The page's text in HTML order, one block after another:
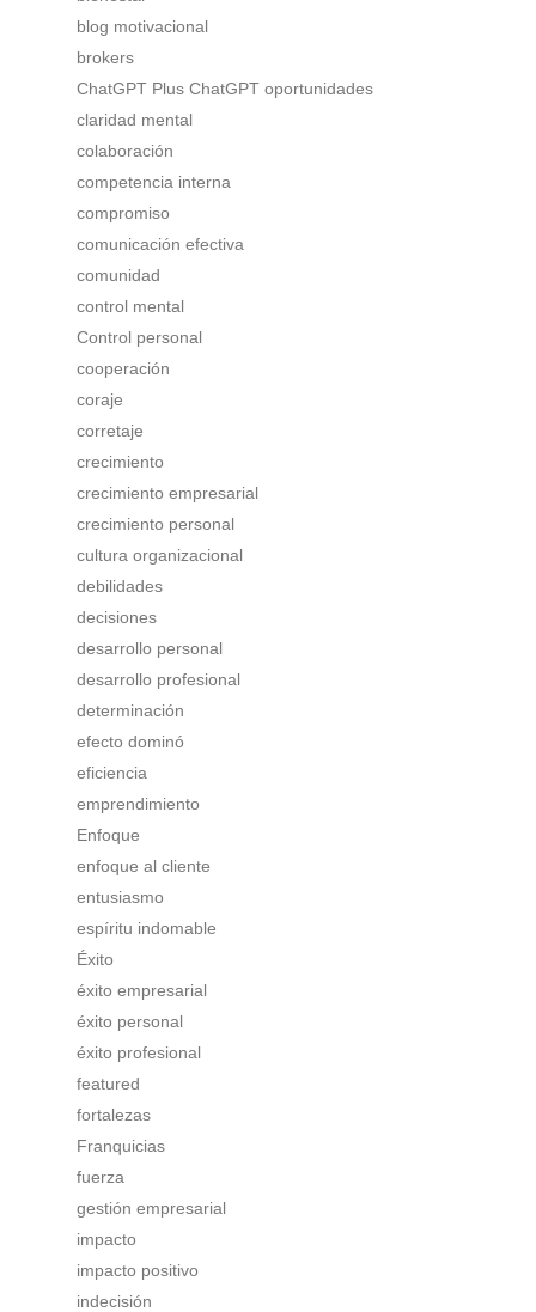
blog motivacional
brokers
ChatGPT Plus ChatGPT oportunidades
claridad mental
colaboración
competencia interna
compromiso
comunicación efectiva
comunidad
control mental
Control personal
cooperación
coraje
corretaje
crecimiento
crecimiento empresarial
crecimiento personal
cultura organizacional
debilidades
decisiones
desarrollo personal
desarrollo profesional
determinación
efecto dominó
eficiencia
emprendimiento
Enfoque
enfoque al cliente
entusiasmo
espíritu indomable
Éxito
éxito empresarial
éxito personal
éxito profesional
featured
fortalezas
Franquicias
fuerza
gestión empresarial
impacto
impacto positivo
indecisión